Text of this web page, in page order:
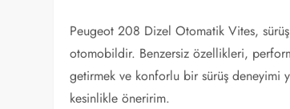
Peugeot 208 Dizel Otomatik Vites,
otomobildir. Benzersiz özellikleri,
getirmek ve konforlu bir sürüş deneyimi
kesinlikle öneririm.